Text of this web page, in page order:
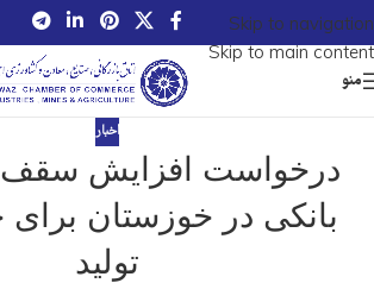
Skip to navigation
Skip to main content
منو
اخبار
درخواست افزایش سقف
بانکی در خوزستان برای
تولید